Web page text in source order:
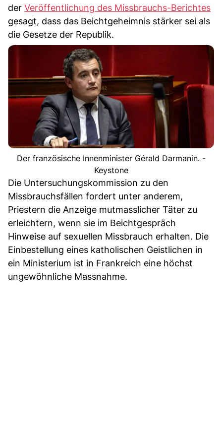
der Veröffentlichung des Missbrauchs-Berichtes
gesagt, dass das Beichtgeheimnis stärker sei als
die Gesetze der Republik.
Der französische Innenminister Gérald Darmanin. -
Keystone
Die Untersuchungskommission zu den
Missbrauchsfällen fordert unter anderem,
Priestern die Anzeige mutmasslicher Täter zu
erleichtern, wenn sie im Beichtgespräch
Hinweise auf sexuellen Missbrauch erhalten. Die
Einbestellung eines katholischen Geistlichen in
ein Ministerium ist in Frankreich eine höchst
ungewöhnliche Massnahme.